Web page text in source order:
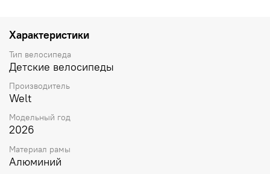
прочных колес с качественными покрышками SY-B047:
20x1.95. Особый упор разработчики рамы данной
модели сделали на увеличение прочности мест
наибольшей нагрузки. Удобная форма седла K-285,
начинающего райдера.
Характеристики
Тип велосипеда
Детские велосипеды
Производитель
Welt
Модельный год
2026
Материал рамы
Алюминий